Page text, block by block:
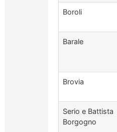
Boroli
Barale
Brovia
Serio e Battista
Borgogno